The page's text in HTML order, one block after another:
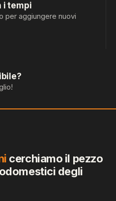
i tempi
per aggiungere nuovi
cerchiamo il pezzo
degli